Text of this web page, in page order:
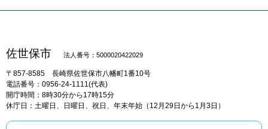
佐世保市 法人番号：5000020422029
〒857-8585 長崎県佐世保市八幡町1番10号
電話番号：0956-24-1111(代表)
開庁時間：8時30分から17時15分
休庁日：土曜日、日曜日、祝日、年末年始（12月29日から1月3日）